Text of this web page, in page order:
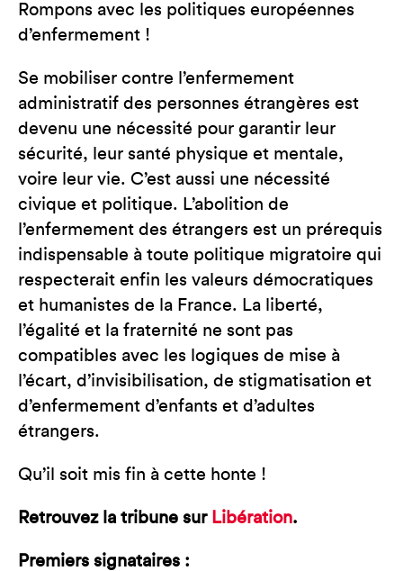
Rompons avec les politiques européennes
d’enfermement !
Se mobiliser contre l’enfermement
administratif des personnes étrangères est
devenu une nécessité pour garantir leur
sécurité, leur santé physique et mentale,
voire leur vie. C’est aussi une nécessité
civique et politique. L’abolition de
l’enfermement des étrangers est un prérequis
indispensable à toute politique migratoire qui
respecterait enfin les valeurs démocratiques
et humanistes de la France. La liberté,
l’égalité et la fraternité ne sont pas
compatibles avec les logiques de mise à
l’écart, d’invisibilisation, de stigmatisation et
d’enfermement d’enfants et d’adultes
étrangers.
Qu’il soit mis fin à cette honte !
Retrouvez la tribune sur Libération.
Premiers signataires :